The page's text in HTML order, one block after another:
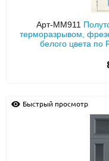
Арт-ММ911
терморазрывом,
белого цвета по
Быстрый просмотр